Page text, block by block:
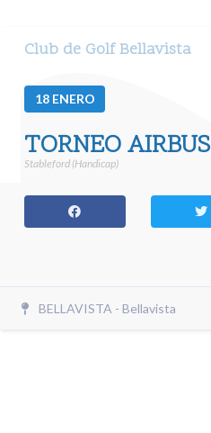
Club de Golf Bellavista
18 ENERO
TORNEO AIRBUS
Stableford (Handicap)
BELLAVISTA - Bellavista